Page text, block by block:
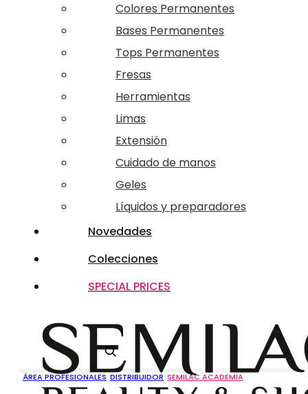
Colores Permanentes
Bases Permanentes
Tops Permanentes
Fresas
Herramientas
Limas
Extensión
Cuidado de manos
Geles
Líquidos y preparadores
Novedades
Colecciones
SPECIAL PRICES
ÁREA PROFESIONALES DISTRIBUIDOR SEMILAC ACADEMIA